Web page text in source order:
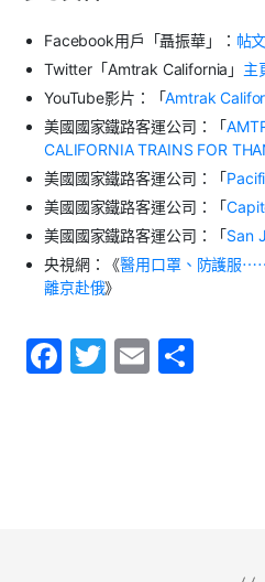
Facebook用戶「聶振華」： 帖文
Twitter「Amtrak California」 主
YouTube影片：「Amtrak
美國國家鐵路客運公司：「
CALIFORNIA TRAINS FOR
美國國家鐵路客運公司：「
美國國家鐵路客運公司：「
美國國家鐵路客運公司：「San
央視網：《醫用口罩、防護服
離京赴俄》
F
T
E